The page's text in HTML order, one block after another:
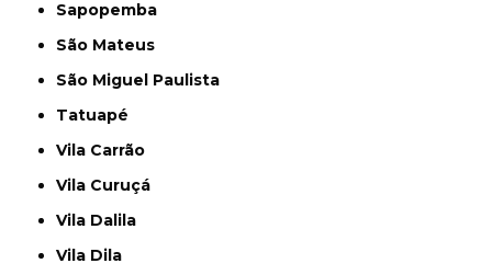
Sapopemba
São Mateus
São Miguel Paulista
Tatuapé
Vila Carrão
Vila Curuçá
Vila Dalila
Vila Dila